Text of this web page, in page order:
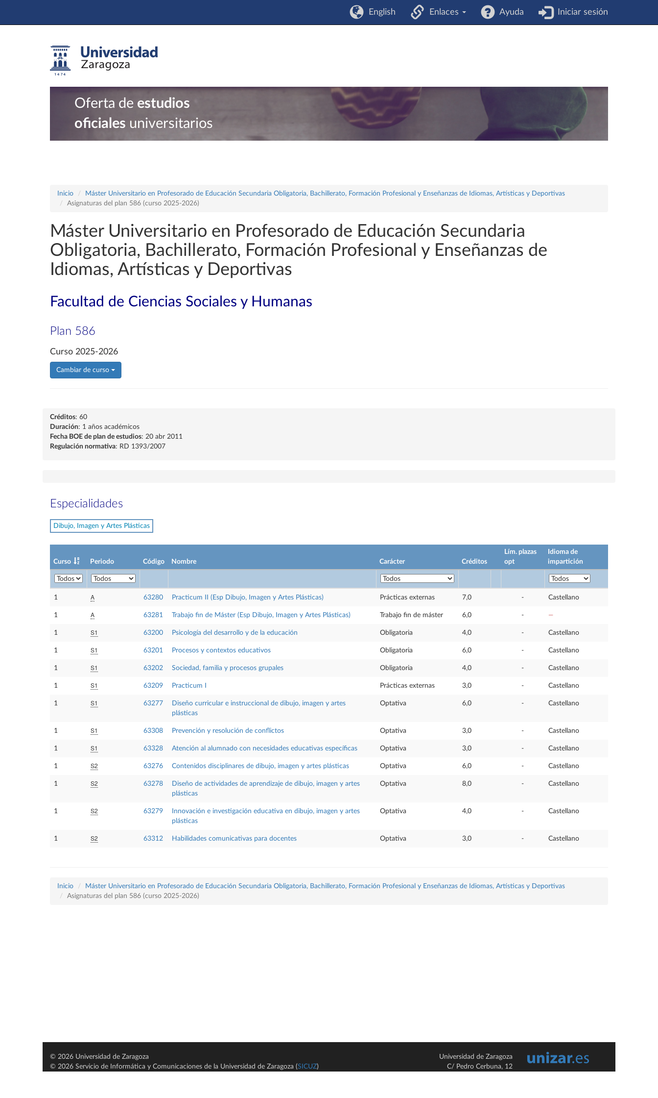
English Enlaces Ayuda Iniciar sesión
Oferta de estudios
oficiales universitarios
Inicio
Máster Universitario en Profesorado de Educación Secundaria Obligatoria, Bachillerato, Formación Profesional y Enseñanzas de Idiomas, Artísticas y Deportivas
Asignaturas del plan 586 (curso 2025-2026)
Máster Universitario en Profesorado de Educación Secundaria
Obligatoria, Bachillerato, Formación Profesional y Enseñanzas de
Idiomas, Artísticas y Deportivas
Facultad de Ciencias Sociales y Humanas
Plan 586
Curso 2025-2026
Cambiar de curso
Créditos: 60
Duración: 1 años académicos
Fecha BOE de plan de estudios: 20 abr 2011
Regulación normativa: RD 1393/2007
Especialidades
Dibujo, Imagen y Artes Plásticas
Curso Periodo Código Nombre Carácter Créditos
Lím. plazas
opt
Idioma de
impartición
1 A 63280 Practicum II (Esp Dibujo, Imagen y Artes Plásticas) Prácticas externas 7,0 - Castellano
1 A 63281 Trabajo fin de Máster (Esp Dibujo, Imagen y Artes Plásticas) Trabajo fin de máster 6,0 - —
1 S1 63200 Psicología del desarrollo y de la educación Obligatoria 4,0 - Castellano
1 S1 63201 Procesos y contextos educativos Obligatoria 6,0 - Castellano
1 S1 63202 Sociedad, familia y procesos grupales Obligatoria 4,0 - Castellano
1 S1 63209 Practicum I Prácticas externas 3,0 - Castellano
1 S1 63277
Diseño curricular e instruccional de dibujo, imagen y artes
plásticas
Optativa 6,0 - Castellano
1 S1 63308 Prevención y resolución de conflictos Optativa 3,0 - Castellano
1 S1 63328 Atención al alumnado con necesidades educativas específicas Optativa 3,0 - Castellano
1 S2 63276 Contenidos disciplinares de dibujo, imagen y artes plásticas Optativa 6,0 - Castellano
1 S2 63278
Diseño de actividades de aprendizaje de dibujo, imagen y artes
plásticas
Optativa 8,0 - Castellano
1 S2 63279
Innovación e investigación educativa en dibujo, imagen y artes
plásticas
Optativa 4,0 - Castellano
1 S2 63312 Habilidades comunicativas para docentes Optativa 3,0 - Castellano
Inicio
Máster Universitario en Profesorado de Educación Secundaria Obligatoria, Bachillerato, Formación Profesional y Enseñanzas de Idiomas, Artísticas y Deportivas
Asignaturas del plan 586 (curso 2025-2026)
© 2026 Universidad de Zaragoza
© 2026 Servicio de Informática y Comunicaciones de la Universidad de Zaragoza (SICUZ)
Universidad de Zaragoza
C/ Pedro Cerbuna, 12